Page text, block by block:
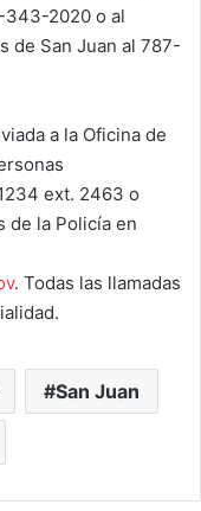
343-2020 o al
de San Juan al 787-
a la Oficina de
ext. 2463 o
de la Policía en
. Todas las llamadas
San Juan